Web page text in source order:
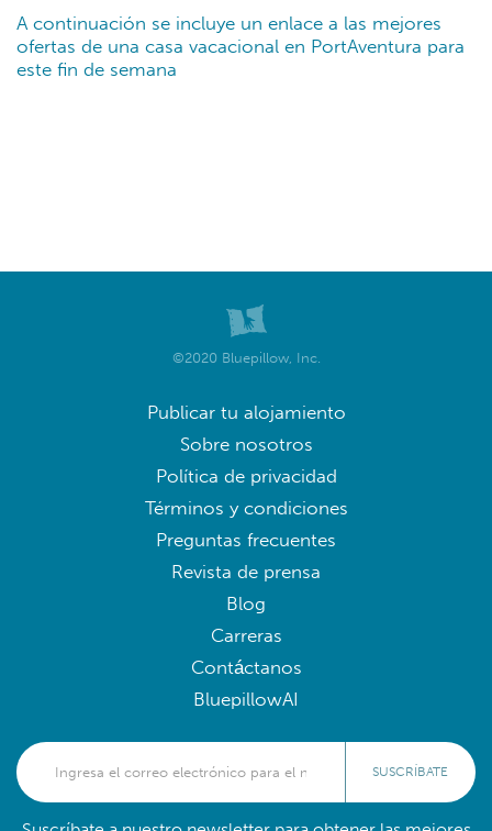
A continuación se incluye un enlace a las mejores
ofertas de una casa vacacional en PortAventura para
este fin de semana
©2020 Bluepillow, Inc.
Publicar tu alojamiento
Sobre nosotros
Política de privacidad
Términos y condiciones
Preguntas frecuentes
Revista de prensa
Blog
Carreras
Contáctanos
BluepillowAI
SUSCRÍBATE